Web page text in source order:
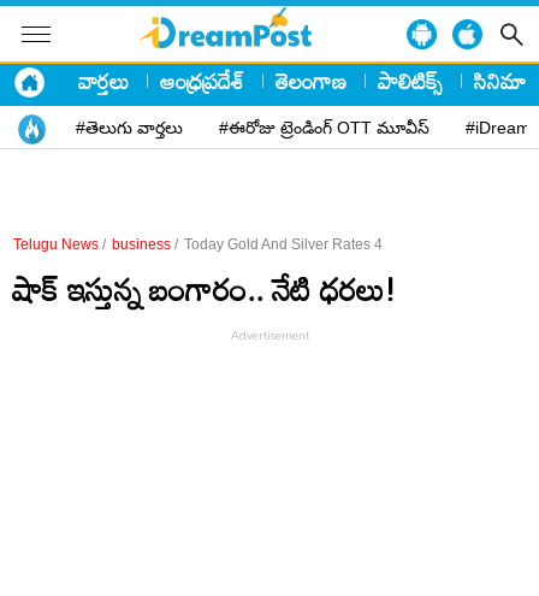
వార్తలు ఆంధ్రప్రదేశ్ తెలంగాణ పాలిటిక్స్ సినిమా
#తెలుగు వార్తలు #ఈరోజు ట్రెండింగ్ OTT మూవీస్
Telugu News / business / Today Gold And Silver Rates 4
షాక్ ఇస్తున్న బంగారం.. నేటి ధరలు!